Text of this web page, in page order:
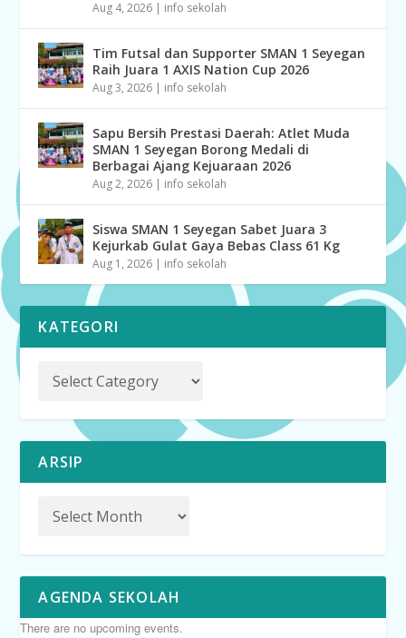
Aug 4, 2026 | info sekolah
Tim Futsal dan Supporter SMAN 1 Seyegan
Raih Juara 1 AXIS Nation Cup 2026
Aug 3, 2026 | info sekolah
Sapu Bersih Prestasi Daerah: Atlet Muda
SMAN 1 Seyegan Borong Medali di
Berbagai Ajang Kejuaraan 2026
Aug 2, 2026 | info sekolah
Siswa SMAN 1 Seyegan Sabet Juara 3
Kejurkab Gulat Gaya Bebas Class 61 Kg
Aug 1, 2026 | info sekolah
KATEGORI
ARSIP
AGENDA SEKOLAH
There are no upcoming events.